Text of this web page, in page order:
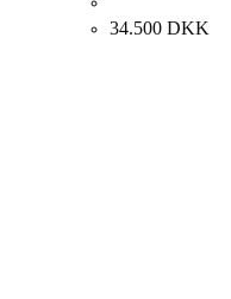
34.500 DKK